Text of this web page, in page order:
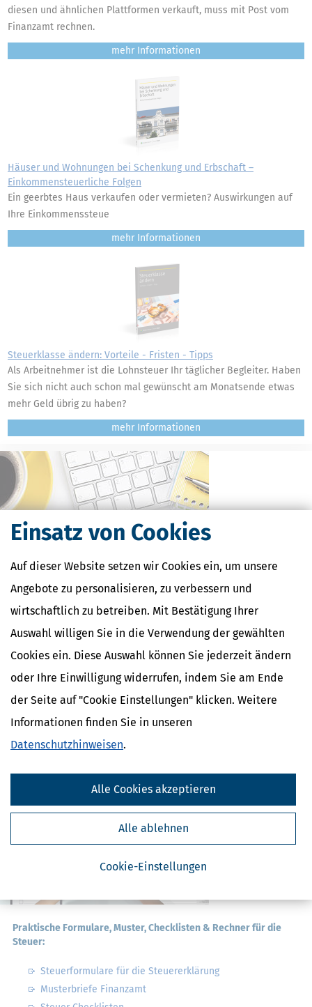
Einsatz von Cookies
Auf dieser Website setzen wir Cookies ein, um unsere
Angebote zu personalisieren, zu verbessern und
wirtschaftlich zu betreiben. Mit Bestätigung Ihrer
Auswahl willigen Sie in die Verwendung der gewählten
Cookies ein. Diese Auswahl können Sie jederzeit ändern
oder Ihre Einwilligung widerrufen, indem Sie am Ende
der Seite auf "Cookie Einstellungen" klicken. Weitere
Informationen finden Sie in unseren
Datenschutzhinweisen.
Cookie-Einstellungen
Alle ablehnen
Alle Cookies akzeptieren
diesen und ähnlichen Plattformen verkauft, muss mit Post vom
Finanzamt rechnen.
mehr
Häuser und Wohnungen bei Schenkung und Erbschaft –
Einkommensteuerliche Folgen
Ein geerbtes Haus verkaufen oder vermieten? Auswirkungen auf
Ihre Einkommenssteue
mehr
Steuerklasse ändern: Vorteile - Fristen - Tipps
Als Arbeitnehmer ist die Lohnsteuer Ihr täglicher Begleiter. Haben
Sie sich nicht auch schon mal gewünscht am Monatsende etwas
mehr Geld übrig zu haben?
mehr
Kostenlose Steuertipps & News
Absenden
Steuertipps Selbstständige
Geldtipps
Ja, ich möchte die kostenlosen Newsletter
von Steuertipps abonnieren. Die
Meine Einwilligung kann ich jederzeit durch
Abbestellung des Newsletters widerrufen.
Praktische Formulare, Muster, Checklisten & Rechner für die
Steuer:
Steuerformulare für die Steuererklärung
Musterbriefe Finanzamt